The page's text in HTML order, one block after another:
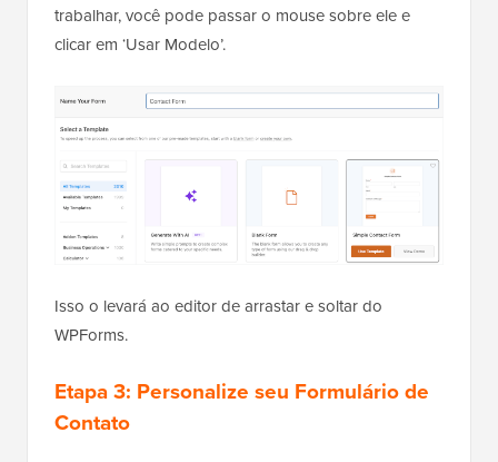
trabalhar, você pode passar o mouse sobre ele e
clicar em ‘Usar Modelo’.
Isso o levará ao editor de arrastar e soltar do
WPForms.
Etapa 3: Personalize seu Formulário de
Contato